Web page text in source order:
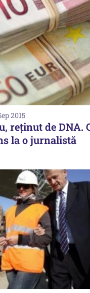
2015
reținut de DNA.
la o jurnalistă